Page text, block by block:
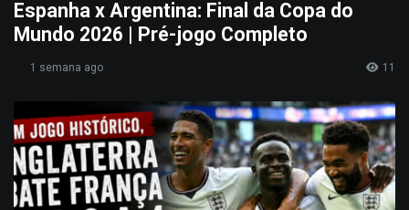
Espanha x Argentina: Final da Copa do
Mundo 2026 | Pré-jogo Completo
1 semana ago 11